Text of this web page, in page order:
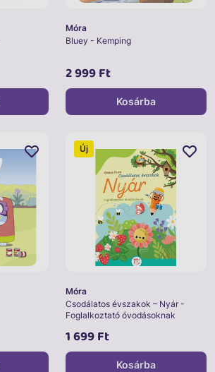
Móra
Bluey - Kemping
2 999 Ft
Kosárba
Móra
Csodálatos évszakok – Nyár -
Foglalkoztató óvodásoknak
1 699 Ft
Új
Kosárba